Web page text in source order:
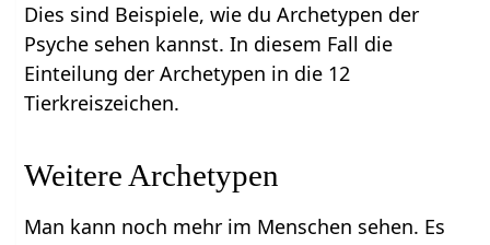
Dies sind Beispiele, wie du Archetypen der
Psyche sehen kannst. In diesem Fall die
Einteilung der Archetypen in die 12
Tierkreiszeichen.
Weitere Archetypen
Man kann noch mehr im Menschen sehen. Es